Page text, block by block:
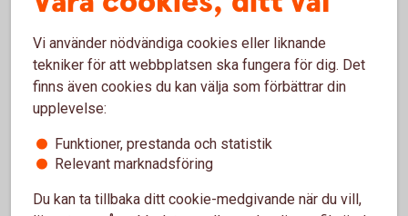
Köpas ut av delägare eller
personal
Delägare – ta diskussionen
Om man är flera delägare – man kanske äger 50
procent var – gäller det att tidigt ha den här
Vi använder nödvändiga cookies eller liknande
tekniker för att webbplatsen ska fungera för dig. Det
finns även cookies du kan välja som förbättrar din
upplevelse:
Funktioner, prestanda och statistik
Relevant marknadsföring
Du kan ta tillbaka ditt cookie-medgivande när du vill,